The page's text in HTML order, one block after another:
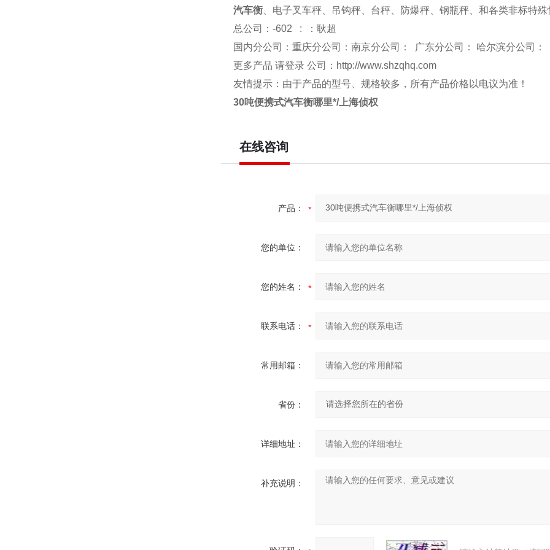
汽车衡 、电子叉车秤、吊钩秤、台秤、防爆秤、钢瓶秤、和各类非标特
总公司
：-602 : ：耿超
国内分公司：重庆分公司：南京分公司： 广东分公司： 哈尔滨分公司：
更多产品 请登录 公司： http://www.shzqhq.com
友情提示：由于产品的型号、规格较多，所有产品价格以电议为准！
30吨便携式汽车衡哪里*/上海侦权
在线咨询
产品：
您的单位：
您的姓名：
联系电话：
常用邮箱：
省份：
详细地址：
补充说明：